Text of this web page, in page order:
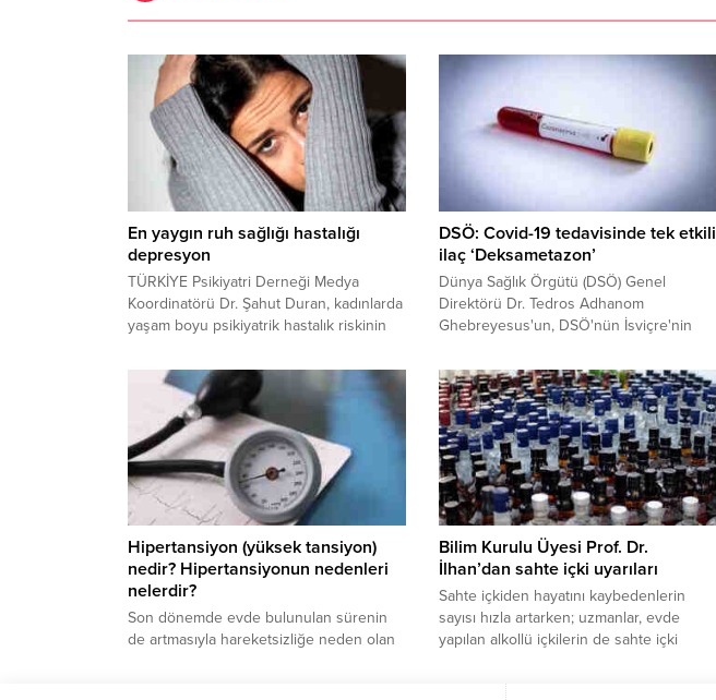
En yaygın ruh sağlığı hastalığı
depresyon
TÜRKİYE Psikiyatri Derneği Medya
Koordinatörü Dr. Şahut Duran, kadınlarda
yaşam boyu psikiyatrik hastalık riskinin
belirterek, en yaygın ruh sağlığı
hastalığının depresyon olduğunu
kaydetti.
DSÖ: Covid-19 tedavisinde tek etkili
ilaç ‘Deksametazon’
Dünya Sağlık Örgütü (DSÖ) Genel
Direktörü Dr. Tedros Adhanom
Ghebreyesus'un, DSÖ'nün İsviçre'nin
video konferans yöntemiyle DSÖ
pandemi uzmanlarıyla toplantı düzenledi.
Hipertansiyon (yüksek tansiyon)
nedir? Hipertansiyonun nedenleri
nelerdir?
Son dönemde evde bulunulan sürenin
de artmasıyla hareketsizliğe neden olan
Bilim Kurulu Üyesi Prof. Dr.
İlhan’dan sahte içki uyarıları
Sahte içkiden hayatını kaybedenlerin
sayısı hızla artarken; uzmanlar, evde
yapılan alkollü içkilerin de sahte içki
bulunuyor. Sağlık Bakanlığı Toplum